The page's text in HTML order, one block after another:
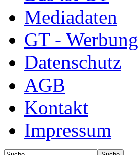
Mediadaten
GT -
Datenschutz
AGB
Kontakt
Impressum